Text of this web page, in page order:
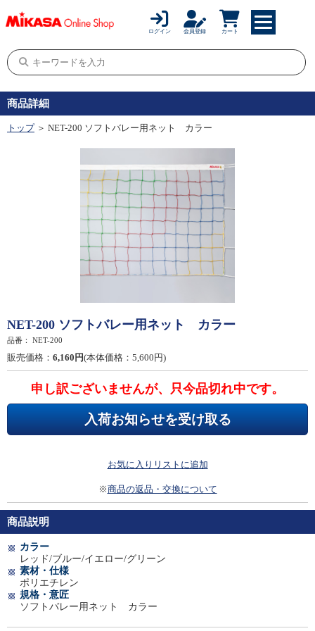
ログイン 会員登録 カート
商品詳細
トップ＞ NET-200 ソフトバレー用ネット カラー
NET-200 ソフトバレー用ネット カラー
品番： NET-200
販売価格： 6,160円(本体価格：5,600円)
申し訳ございませんが、只今品切れ中です。
入荷お知らせを受け取る
お気に入りリストに追加
※商品の返品・交換について
商品説明
カラー
レッド/ブルー/イエロー/グリーン
素材・仕様
ポリエチレン
規格・意匠
ソフトバレー用ネット カラー